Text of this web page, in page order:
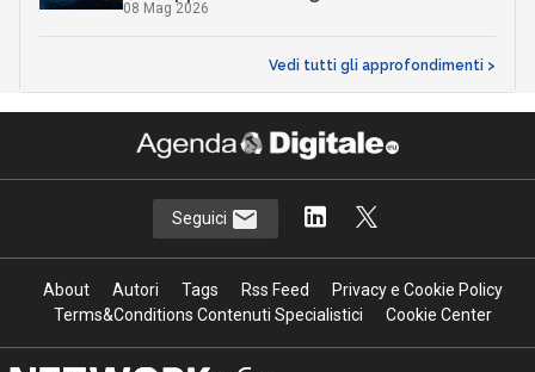
08 Mag 2026
Vedi tutti gli approfondimenti >
Seguici
About Autori Tags Rss Feed
Privacy e Cookie Policy
Terms&Conditions Contenuti Specialistici
Cookie Center